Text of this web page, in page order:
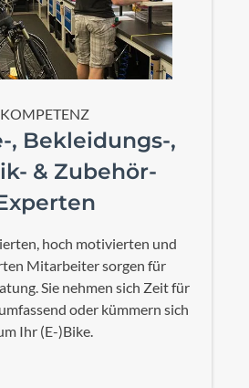
KOMPETENZ
, Bekleidungs-,
& Zubehör-
hoch motivierten und
Mitarbeiter sorgen für
Sie nehmen sich Zeit für
oder kümmern sich
Ihr (E-)Bike.